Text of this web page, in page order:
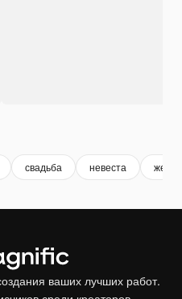
свадьба невеста
ваших лучших работ.